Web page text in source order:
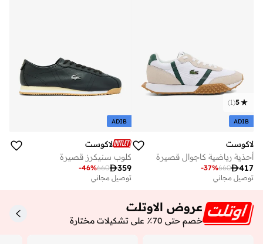
5
(
1
)
ADIB
لاكوست
أحذية رياضية كاجوال قصيرة
417
660
-37%
توصيل مجاني
ADIB
لاكوست
كلوب سنيكرز قصيرة
359
660
-46%
توصيل مجاني
عروض الاوتلت
خصم حتى 70٪ على تشكيلات مختارة